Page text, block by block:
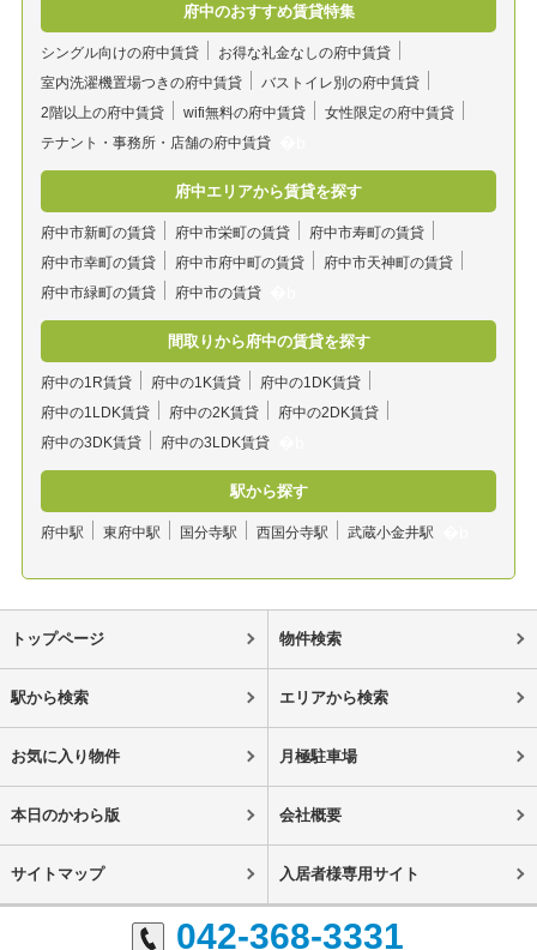
府中のおすすめ賃貸特集
シングル向けの府中賃貸
お得な礼金なしの府中賃貸
室内洗濯機置場つきの府中賃貸
バストイレ別の府中賃貸
2階以上の府中賃貸
wifi無料の府中賃貸
女性限定の府中賃貸
テナント・事務所・店舗の府中賃貸
府中エリアから賃貸を探す
府中市新町の賃貸 府中市栄町の賃貸
府中市寿町の賃貸
府中市幸町の賃貸
府中市府中町の賃貸
府中市天神町の賃貸
府中市緑町の賃貸
府中市の賃貸
間取りから府中の賃貸を探す
府中の1R賃貸 府中の1K賃貸
府中の1DK賃貸
府中の1LDK賃貸
府中の2K賃貸
府中の2DK賃貸
府中の3DK賃貸
府中の3LDK賃貸
駅から探す
府中駅 東府中駅 国分寺駅 西国分寺駅 武蔵小金井駅
トップページ 物件検索
駅から検索 エリアから検索
お気に入り物件 月極駐車場
本日のかわら版 会社概要
サイトマップ 入居者様専用サイト
042-368-3331